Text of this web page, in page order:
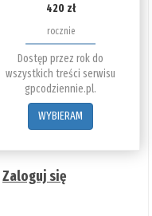
420 zł
rocznie
Dostęp przez rok do
wszystkich treści serwisu
gpcodziennie.pl.
WYBIERAM
Zaloguj się